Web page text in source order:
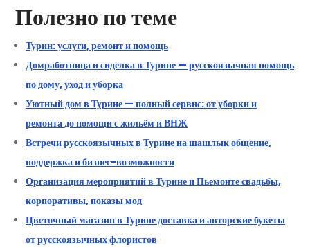
Полезно по теме
Турин: услуги, ремонт и помощь
Домработница и сиделка в Турине — русскоязычная помощь
по дому, уход и уборка
Уютный дом в Турине — полный сервис: от уборки и
ремонта до помощи с жильём и ВНЖ
Встречи русскоязычных в Турине на шашлык общение,
поддержка и бизнес-возможности
Организация мероприятий в Турине и Пьемонте свадьбы,
корпоративы, показы мод
Цветочный магазин в Турине доставка и авторские букеты
от русскоязычных флористов